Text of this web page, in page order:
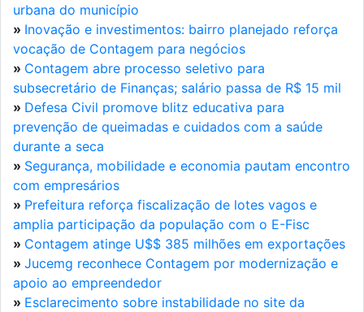
urbana do município
» Inovação e investimentos: bairro planejado reforça
vocação de Contagem para negócios
» Contagem abre processo seletivo para
subsecretário de Finanças; salário passa de R$ 15 mil
» Defesa Civil promove blitz educativa para
prevenção de queimadas e cuidados com a saúde
durante a seca
» Segurança, mobilidade e economia pautam encontro
com empresários
» Prefeitura reforça fiscalização de lotes vagos e
amplia participação da população com o E-Fisc
» Contagem atinge U$$ 385 milhões em exportações
» Jucemg reconhece Contagem por modernização e
apoio ao empreendedor
» Esclarecimento sobre instabilidade no site da